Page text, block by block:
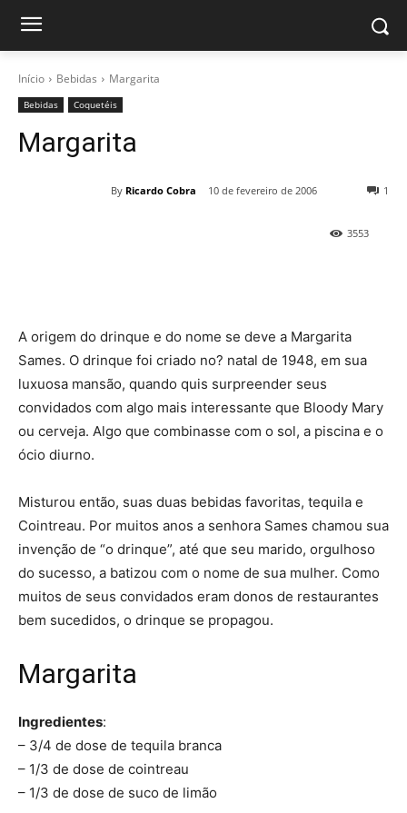
Início Bebidas Margarita
Bebidas Coquetéis
Margarita
By Ricardo Cobra 10 de fevereiro de 2006 1
3553
A origem do drinque e do nome se deve a Margarita
Sames. O drinque foi criado no? natal de 1948, em sua
luxuosa mansão, quando quis surpreender seus
convidados com algo mais interessante que Bloody Mary
ou cerveja. Algo que combinasse com o sol, a piscina e o
ócio diurno.
Misturou então, suas duas bebidas favoritas, tequila e
Cointreau. Por muitos anos a senhora Sames chamou sua
invenção de “o drinque”, até que seu marido, orgulhoso
do sucesso, a batizou com o nome de sua mulher. Como
muitos de seus convidados eram donos de restaurantes
bem sucedidos, o drinque se propagou.
Margarita
Ingredientes:
– 3/4 de dose de tequila branca
– 1/3 de dose de cointreau
– 1/3 de dose de suco de limão